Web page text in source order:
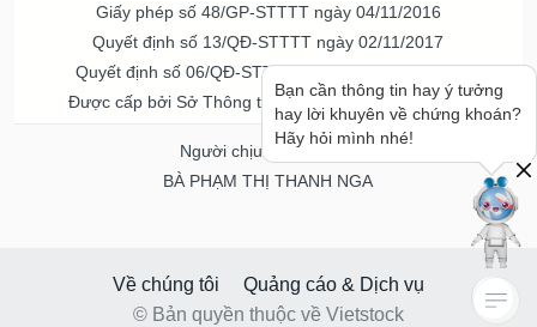
Giấy phép số 48/GP-STTTT ngày 04/11/2016
Quyết định số 13/QĐ-STTTT ngày 02/11/2017
Quyết định số 06/QĐ-STTTT-ICP ngày 20/07/2023
Được cấp bởi Sở Thông tin và Truyền thông TPHCM
Người chịu trách nhiệm
BÀ PHẠM THỊ THANH NGA
Về chúng tôi
Quảng cáo & Dịch vụ
© Bản quyền thuộc về Vietstock
Bạn cần thông tin hay ý tưởng
hay lời khuyên về chứng khoán?
Hãy hỏi mình nhé!